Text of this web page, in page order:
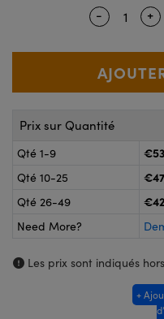
à Mesure Directe
- +
Prix sur Quantité
Qté 1-9
Qté 10-25
Qté 26-49
Need More?
Les prix sont indiqués
+